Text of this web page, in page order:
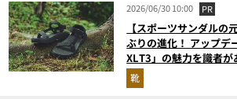
2026/06/30 10:00 PR
【スポーツサンダルの
ぶりの進化！ アップデ
XLT3」の魅力を識者
解説！
靴